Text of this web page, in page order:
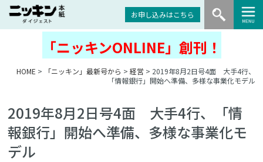
お申し込みはこちら
「ニッキンONLINE」創刊！
HOME > 「ニッキン」最新号から > 経営 > 2019年8月2日号4面 大手4行、
「情報銀行」開始へ準備、多様な事業化モデル
2019年8月2日号4面 大手4行、「情
報銀行」開始へ準備、多様な事業化モ
デル